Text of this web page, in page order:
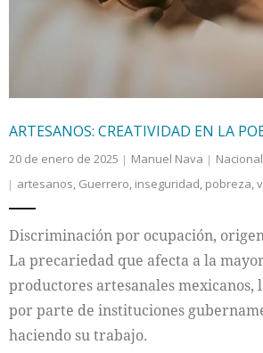
ARTESANOS: CREATIVIDAD EN LA
20 de enero de 2025 Manuel Nava
Nacional
artesanos, Guerrero, inseguridad, pobreza,
Discriminación por ocupación,
La precariedad que afecta a la
productores artesanales mexicanos,
por parte de instituciones
haciendo su trabajo.